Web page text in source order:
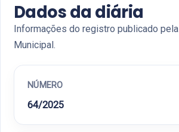
Dados da diária
Informações do registro publicado pela
Municipal.
NÚMERO
64/2025